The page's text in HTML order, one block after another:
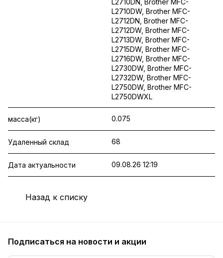
L2710DN, Brother MFC-
L2710DW, Brother MFC-
L2712DN, Brother MFC-
L2712DW, Brother MFC-
L2713DW, Brother MFC-
L2715DW, Brother MFC-
L2716DW, Brother MFC-
L2730DW, Brother MFC-
L2732DW, Brother MFC-
L2750DW, Brother MFC-
L2750DWXL
масса(кг) 0.075
Удаленный склад 68
Дата актуальности 09.08.26 12:19
Назад к списку
Подписаться на новости и акции